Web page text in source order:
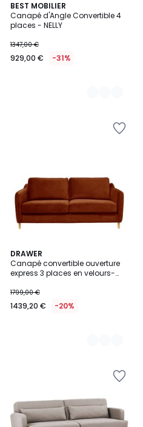
BEST MOBILIER
Canapé d'Angle Convertible 4
places - NELLY
1347,00 €
929,00 € -31%
9
Couleurs
DRAWER
Canapé convertible ouverture
express 3 places en velours-
1799,00 €
1439,20 € -20%
3
Couleurs